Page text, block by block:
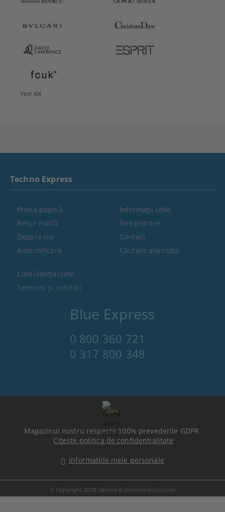
Vezi tot
Blue Express
0 800 360 721
0 317 800 348
Techno Express
Prima pagină
Retur marfă
Despre noi
Autentificare
Informaţii utile
Înregistrare
Contact
Căutare avansată
Confidenţialitate
Termeni şi condiţii
GDPR
Magazinul nostru respecta 100% prevederile GDPR.
Citeste politica de confidentialitate
Informatiile mele personale
© Copyright 2018. Seliton E-commerce Solution